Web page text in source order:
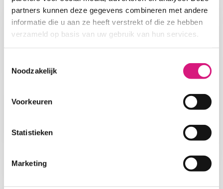
partners kunnen deze gegevens combineren met andere
informatie die u aan ze heeft verstrekt of die ze hebben
verzameld op basis van uw gebruik van hun services.
Noodzakelijk
Voorkeuren
Statistieken
Marketing
Kunst & Cultuur